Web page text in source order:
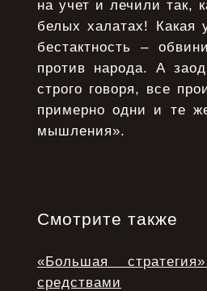
на учет и лечили так,
белых халатах! Какая
бестактность –
против народа. А
строго говоря, все
примерно одни и те
мышления».
Смотрите также
«Большая
средствами